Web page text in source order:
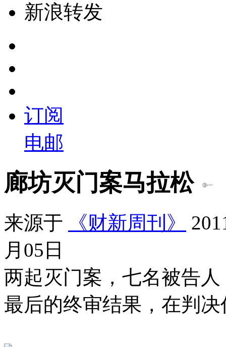
新浪转发
订阅
电邮
廊坊灭门案马拉松
来源于 《财新周刊》
月05日
两起灭门案，七名被告
最后的终审结果，在判